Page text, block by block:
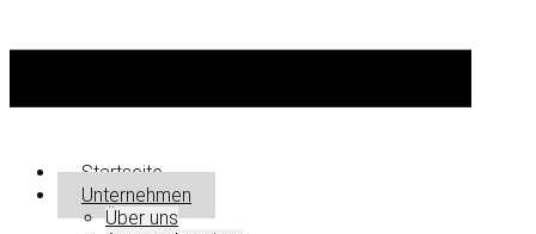
Startseite
Unternehmen
Über uns